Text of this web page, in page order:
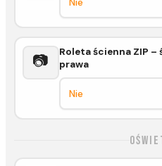
📷
Roleta ścienna ZIP –
prawa